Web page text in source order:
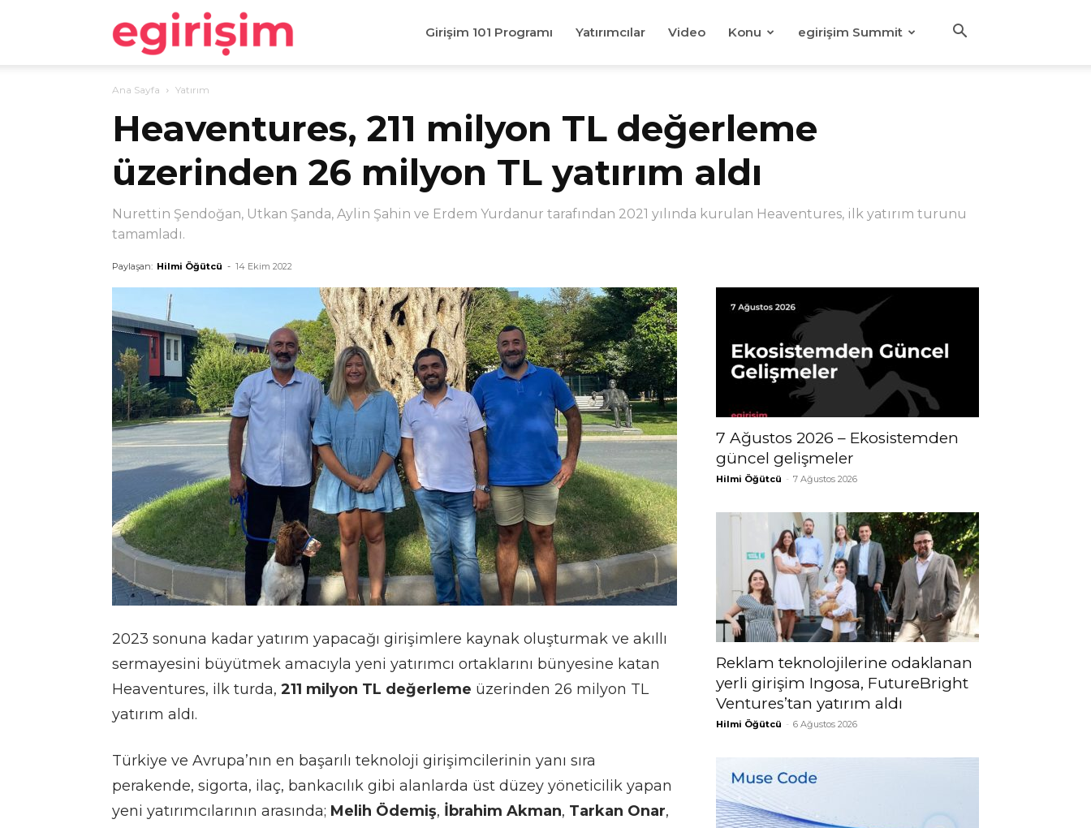
egirişim Girişim 101 Programı Yatırımcılar Video Konu egirişim Summit
Ana Sayfa Yatırım
Heaventures, 211 milyon TL değerleme
üzerinden 26 milyon TL yatırım aldı
Nurettin Şendoğan, Utkan Şanda, Aylin Şahin ve Erdem Yurdanur tarafından 2021 yılında kurulan Heaventures, ilk yatırım turunu
tamamladı.
Paylaşan: Hilmi Öğütcü - 14 Ekim 2022
2023 sonuna kadar yatırım yapacağı girişimlere kaynak oluşturmak ve akıllı
sermayesini büyütmek amacıyla yeni yatırımcı ortaklarını bünyesine katan
Heaventures, ilk turda, 211 milyon TL değerleme üzerinden 26 milyon TL
yatırım aldı.
Türkiye ve Avrupa’nın en başarılı teknoloji girişimcilerinin yanı sıra
perakende, sigorta, ilaç, bankacılık gibi alanlarda üst düzey yöneticilik yapan
yeni yatırımcılarının arasında; Melih Ödemiş, İbrahim Akman, Tarkan Onar,
7 Ağustos 2026 – Ekosistemden
güncel gelişmeler
Hilmi Öğütcü - 7 Ağustos 2026
Reklam teknolojilerine odaklanan
yerli girişim Ingosa, FutureBright
Ventures’tan yatırım aldı
Hilmi Öğütcü - 6 Ağustos 2026